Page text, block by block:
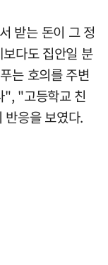
받는 돈이 그 정
다도 집안일 분
는 호의를 주변
", "고등학교 친
응을 보였다.